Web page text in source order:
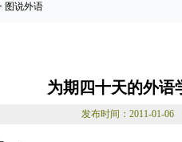
图说外语
为期四十天的外语
发布时间：2011-01-